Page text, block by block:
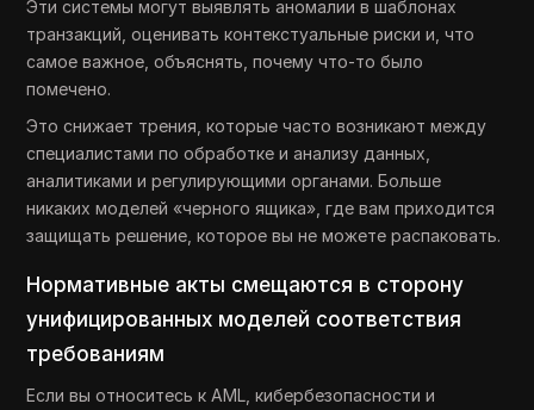
Эти системы могут выявлять аномалии в шаблонах
транзакций, оценивать контекстуальные риски и, что
самое важное, объяснять, почему что-то было
помечено.
Это снижает трения, которые часто возникают между
специалистами по обработке и анализу данных,
аналитиками и регулирующими органами. Больше
никаких моделей «черного ящика», где вам приходится
защищать решение, которое вы не можете распаковать.
Нормативные акты смещаются в сторону
унифицированных моделей соответствия
требованиям
Если вы относитесь к AML, кибербезопасности и